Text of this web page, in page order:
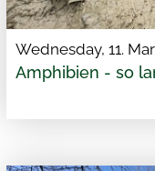
Wednesday, 11.
Amphibien - so